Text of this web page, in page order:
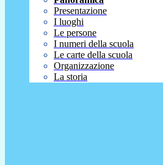
Presentazione
I luoghi
Le persone
I numeri della scuola
Le carte della scuola
Organizzazione
La storia